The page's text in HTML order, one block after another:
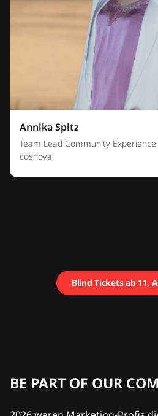
Annika Spitz
Team Lead Community Experience
cosnova
Blind Tickets ab 11.
BE PART OF OUR